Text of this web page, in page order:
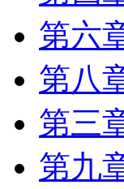
第六
第八
第三
第九